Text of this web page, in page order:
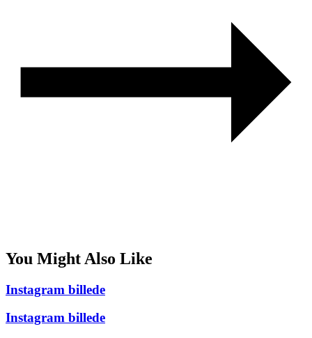
You Might Also Like
Instagram billede
Instagram billede